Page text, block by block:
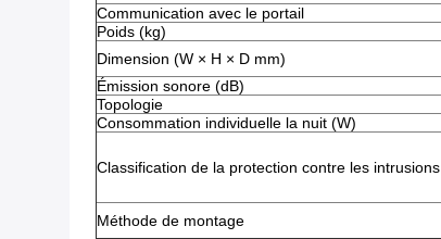
Communication avec le portail
Poids (kg)
Dimension (W × H × D mm)
Émission sonore (dB)
Topologie
Consommation individuelle la nuit (W)
Classification de la protection contre les intrusions
Méthode de montage